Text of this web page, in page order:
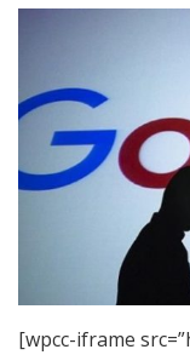
[wpcc-iframe